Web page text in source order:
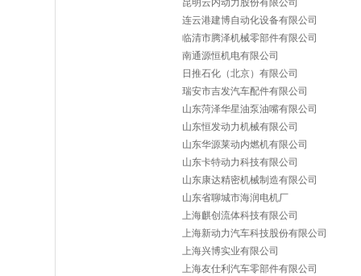
昆明云内动力股份有限公司
连云港建博自动化设备有限公司
临清市腾泽机械零部件有限公司
南通源恒机电有限公司
日推石化（北京）有限公司
瑞安市吉发汽车配件有限公司
山东菏泽华星油泵油嘴有限公司
山东恒发动力机械有限公司
山东华源莱动内燃机有限公司
山东卡特动力科技有限公司
山东康达精密机械制造有限公司
山东省聊城市海润电机厂
上海麒创流体科技有限公司
上海新动力汽车科技股份有限公司
上海兴博实业有限公司
上海友仕利汽车零部件有限公司